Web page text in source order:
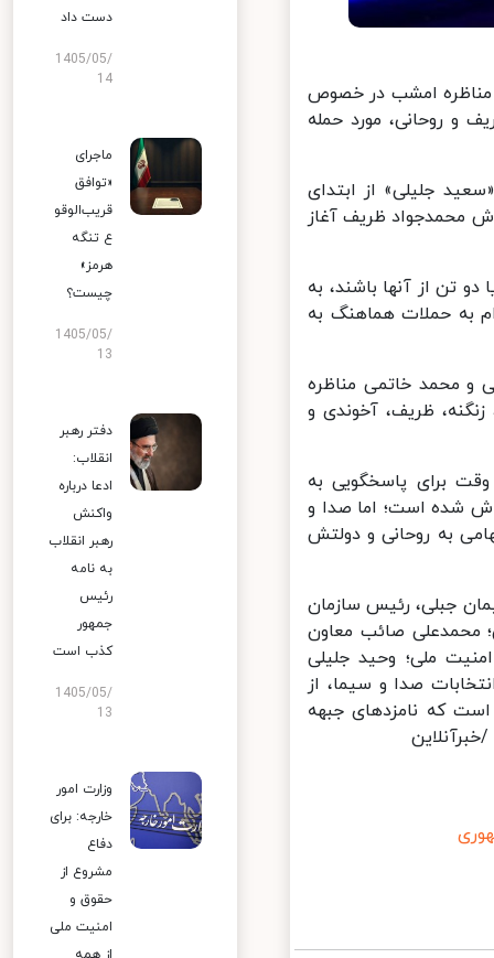
مناظره امشب در خصوص
روحانی، مورد حمله
جلیلی» از ابتدای
محمدجواد ظریف آغاز
تن از آنها باشند، به
به حملات هماهنگ به
و محمد خاتمی مناظره
زنگنه، ظریف، آخوندی و
اعطای وقت برای پاسخگویی به
شده است؛ اما صدا و
به روحانی و دولتش
جبلی، رئیس سازمان
محمدعلی صائب معاون
ملی؛ وحید جلیلی
صدا و سیما، از
که نامزدهای جبهه
دست داد
1405/05/
14
ماجرای
«توافق
قریب‌الوقو
ع تنگه
هرمز»
چیست؟
1405/05/
13
دفتر رهبر
انقلاب:
ادعا درباره
واکنش
رهبر انقلاب
به نامه
رئیس
جمهور
کذب است
1405/05/
13
وزارت امور
خارجه: برای
دفاع
مشروع از
حقوق و
امنیت ملی